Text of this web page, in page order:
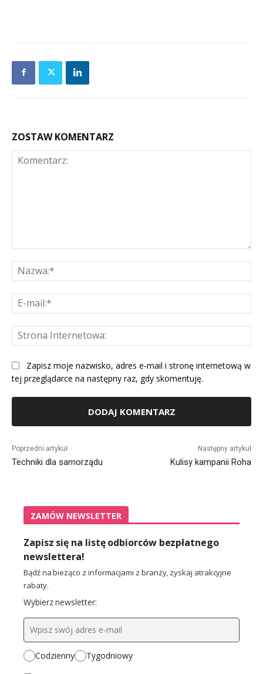
ZOSTAW KOMENTARZ
Zapisz moje nazwisko, adres e-mail i stronę internetową w
tej przeglądarce na następny raz, gdy skomentuję.
Poprzedni artykuł
Techniki dla samorządu
Następny artykuł
Kulisy kampanii Roha
ZAMÓW NEWSLETTER
Zapisz się na listę odbiorców bezpłatnego
newslettera!
Bądź na bieżąco z informacjami z branży, zyskaj atrakcyjne
rabaty.
Wybierz newsletter:
Codzienny Tygodniowy